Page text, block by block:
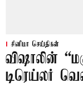
சினிமா செய்திகள்
விஷாலின்
டிரெய்லர்